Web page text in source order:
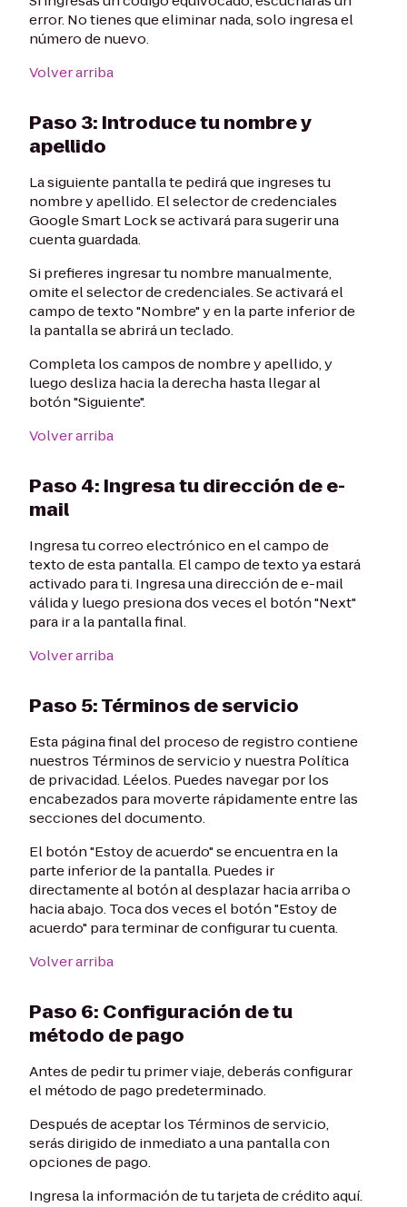
error. No tienes que eliminar nada, solo ingresa el
número de nuevo.
Volver arriba
Paso 3: Introduce tu nombre y
apellido
La siguiente pantalla te pedirá que ingreses tu
nombre y apellido. El selector de credenciales
Google Smart Lock se activará para sugerir una
cuenta guardada.
Si prefieres ingresar tu nombre manualmente,
omite el selector de credenciales. Se activará el
campo de texto "Nombre" y en la parte inferior de
la pantalla se abrirá un teclado.
Completa los campos de nombre y apellido, y
luego desliza hacia la derecha hasta llegar al
botón "Siguiente".
Volver arriba
Paso 4: Ingresa tu dirección de e-
mail
Ingresa tu correo electrónico en el campo de
texto de esta pantalla. El campo de texto ya estará
activado para ti. Ingresa una dirección de e-mail
válida y luego presiona dos veces el botón "Next"
para ir a la pantalla final.
Volver arriba
Paso 5: Términos de servicio
Esta página final del proceso de registro contiene
nuestros Términos de servicio y nuestra Política
de privacidad. Léelos. Puedes navegar por los
encabezados para moverte rápidamente entre las
secciones del documento.
El botón "Estoy de acuerdo" se encuentra en la
parte inferior de la pantalla. Puedes ir
directamente al botón al desplazar hacia arriba o
hacia abajo. Toca dos veces el botón "Estoy de
acuerdo" para terminar de configurar tu cuenta.
Volver arriba
Paso 6: Configuración de tu
método de pago
Antes de pedir tu primer viaje, deberás configurar
el método de pago predeterminado.
Después de aceptar los Términos de servicio,
serás dirigido de inmediato a una pantalla con
opciones de pago.
Ingresa la información de tu tarjeta de crédito aquí.